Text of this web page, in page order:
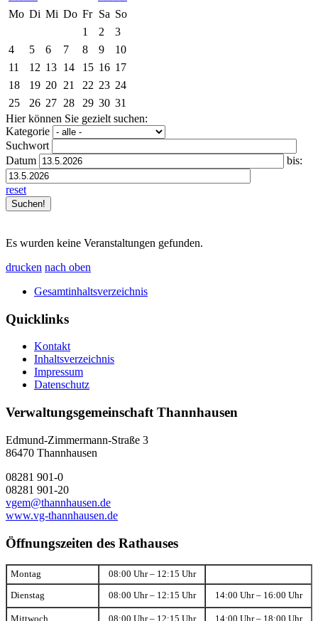
Mo Di Mi Do Fr Sa So
1
2
3
4
5 6 7 8 9
10
11
12 13 14 15 16 17
18
19 20 21 22 23 24
25
26 27 28 29 30 31
Hier können Sie gezielt suchen:
Kategorie
Suchwort
Datum
bis:
reset
Es wurden keine Veranstaltungen gefunden.
drucken nach oben
Gesamtinhaltsverzeichnis
Quicklinks
Kontakt
Inhaltsverzeichnis
Impressum
Datenschutz
Verwaltungsgemeinschaft Thannhausen
Edmund-Zimmermann-Straße 3
86470 Thannhausen
08281 901-0
08281 901-20
vgem@thannhausen.de
www.vg-thannhausen.de
Öffnungszeiten des Rathauses
Montag 08:00 Uhr – 12:15 Uhr
Dienstag 08:00 Uhr – 12:15 Uhr 14:00 Uhr – 16:00 Uhr